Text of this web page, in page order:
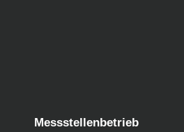
Messstellenbetrieb